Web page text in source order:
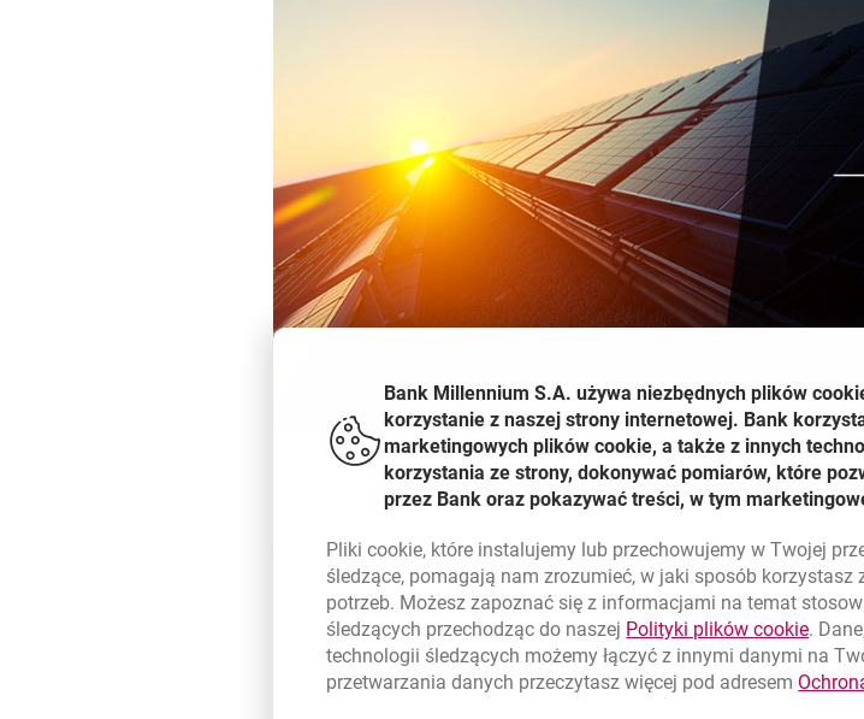
Wspieramy zieloną zmianę w polskich firmach, stawiając na
uproszczonej procedurze, w programie MilleSun. Wkrótce
Marcin Balicki, prezes Millennium Leasing.
Instalacje fotowoltaiczne wydatnie zwiększają przewidywalność
elektrycznej, przy czym znacząco skrócił się okres zwrotu z
lata. Do niedawna było to nawet 6-7 lat.
Bank Millennium S.A. używa niezbędnych plików
korzystanie z naszej strony internetowej. Bank
marketingowych plików cookie, a także z innych
korzystania ze strony, dokonywać pomiarów, które
przez Bank oraz pokazywać treści, w tym
Plikicookie, które instalujemy lub przechowujemy w Twojej
śledzące, pomagają nam zrozumieć, w jaki sposób
potrzeb. Możesz zapoznać się z informacjami na temat
śledzących przechodząc do naszej Polityki plikówcookielink
.
technologii śledzących możemy łączyć z innymi danymi na
przetwarzania danych przeczytasz więcej pod adresem